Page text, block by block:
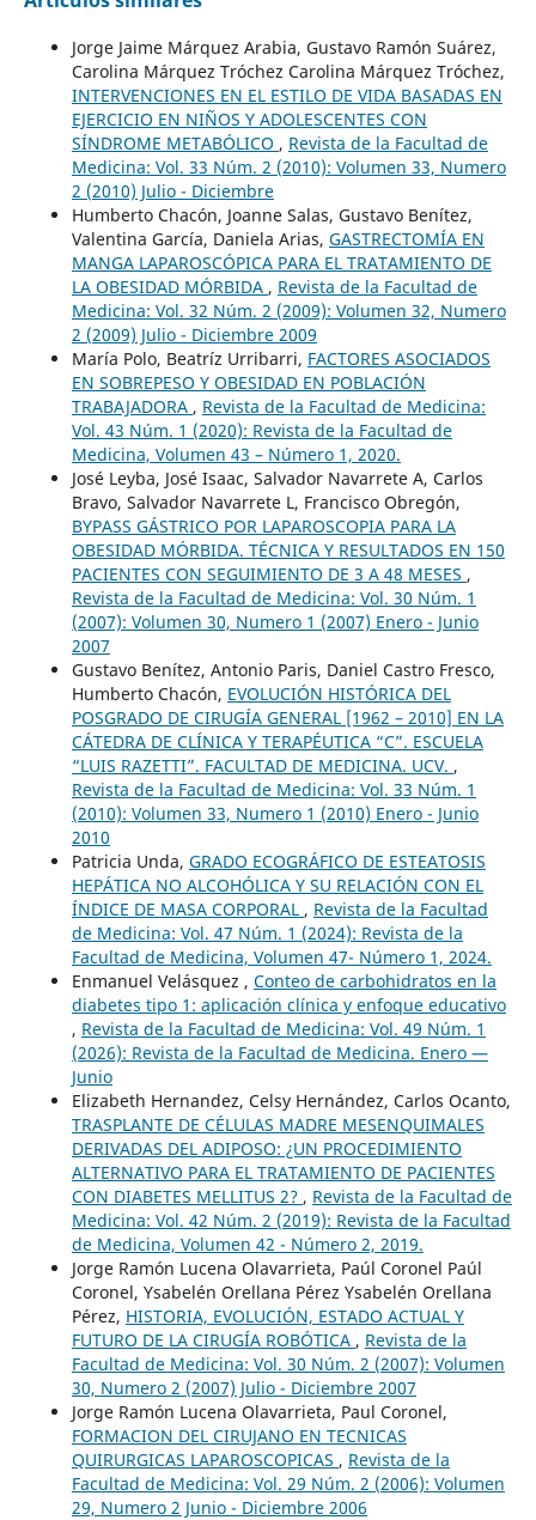
Jorge Jaime Márquez Arabia, Gustavo Ramón Suárez,
Carolina Márquez Tróchez Carolina Márquez Tróchez,
INTERVENCIONES EN EL ESTILO DE VIDA BASADAS EN
EJERCICIO EN NIÑOS Y ADOLESCENTES CON
SÍNDROME METABÓLICO , Revista de la Facultad de
Medicina: Vol. 33 Núm. 2 (2010): Volumen 33, Numero
2 (2010) Julio - Diciembre
Humberto Chacón, Joanne Salas, Gustavo Benítez,
Valentina García, Daniela Arias, GASTRECTOMÍA EN
MANGA LAPAROSCÓPICA PARA EL TRATAMIENTO DE
LA OBESIDAD MÓRBIDA , Revista de la Facultad de
Medicina: Vol. 32 Núm. 2 (2009): Volumen 32, Numero
2 (2009) Julio - Diciembre 2009
María Polo, Beatríz Urribarri, FACTORES ASOCIADOS
EN SOBREPESO Y OBESIDAD EN POBLACIÓN
TRABAJADORA , Revista de la Facultad de Medicina:
Vol. 43 Núm. 1 (2020): Revista de la Facultad de
Medicina, Volumen 43 – Número 1, 2020.
José Leyba, José Isaac, Salvador Navarrete A, Carlos
Bravo, Salvador Navarrete L, Francisco Obregón,
BYPASS GÁSTRICO POR LAPAROSCOPIA PARA LA
OBESIDAD MÓRBIDA. TÉCNICA Y RESULTADOS EN 150
PACIENTES CON SEGUIMIENTO DE 3 A 48 MESES ,
Revista de la Facultad de Medicina: Vol. 30 Núm. 1
(2007): Volumen 30, Numero 1 (2007) Enero - Junio
2007
Gustavo Benítez, Antonio Paris, Daniel Castro Fresco,
Humberto Chacón, EVOLUCIÓN HISTÓRICA DEL
POSGRADO DE CIRUGÍA GENERAL [1962 – 2010] EN LA
CÁTEDRA DE CLÍNICA Y TERAPÉUTICA “C”. ESCUELA
“LUIS RAZETTI”. FACULTAD DE MEDICINA. UCV. ,
Revista de la Facultad de Medicina: Vol. 33 Núm. 1
(2010): Volumen 33, Numero 1 (2010) Enero - Junio
2010
Patricia Unda, GRADO ECOGRÁFICO DE ESTEATOSIS
HEPÁTICA NO ALCOHÓLICA Y SU RELACIÓN CON EL
ÍNDICE DE MASA CORPORAL , Revista de la Facultad
de Medicina: Vol. 47 Núm. 1 (2024): Revista de la
Facultad de Medicina, Volumen 47- Número 1, 2024.
Enmanuel Velásquez , Conteo de carbohidratos en la
diabetes tipo 1: aplicación clínica y enfoque educativo
, Revista de la Facultad de Medicina: Vol. 49 Núm. 1
(2026): Revista de la Facultad de Medicina. Enero —
Junio
Elizabeth Hernandez, Celsy Hernández, Carlos Ocanto,
TRASPLANTE DE CÉLULAS MADRE MESENQUIMALES
DERIVADAS DEL ADIPOSO: ¿UN PROCEDIMIENTO
ALTERNATIVO PARA EL TRATAMIENTO DE PACIENTES
CON DIABETES MELLITUS 2? , Revista de la Facultad de
Medicina: Vol. 42 Núm. 2 (2019): Revista de la Facultad
de Medicina, Volumen 42 - Número 2, 2019.
Jorge Ramón Lucena Olavarrieta, Paúl Coronel Paúl
Coronel, Ysabelén Orellana Pérez Ysabelén Orellana
Pérez, HISTORIA, EVOLUCIÓN, ESTADO ACTUAL Y
FUTURO DE LA CIRUGÍA ROBÓTICA , Revista de la
Facultad de Medicina: Vol. 30 Núm. 2 (2007): Volumen
30, Numero 2 (2007) Julio - Diciembre 2007
Jorge Ramón Lucena Olavarrieta, Paul Coronel,
FORMACION DEL CIRUJANO EN TECNICAS
QUIRURGICAS LAPAROSCOPICAS , Revista de la
Facultad de Medicina: Vol. 29 Núm. 2 (2006): Volumen
29, Numero 2 Junio - Diciembre 2006